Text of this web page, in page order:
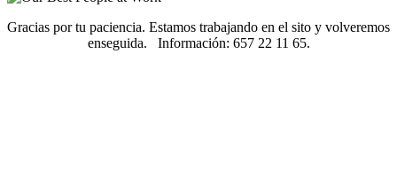
Gracias por tu paciencia. Estamos trabajando en el sito y volveremos
enseguida. Información: 657 22 11 65.